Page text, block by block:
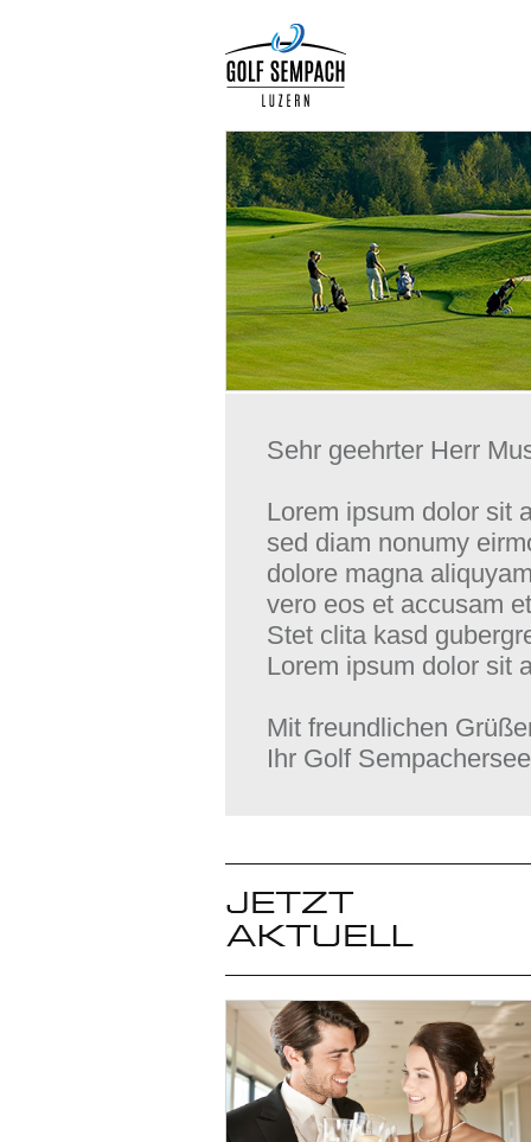
Sehr geehrter Herr
Lorem ipsum dolor sit
sed diam nonumy
dolore magna
vero eos et accusam
Stet clita kasd
Lorem ipsum dolor sit
Mit freundlichen
Ihr Golf